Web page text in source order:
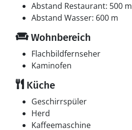
Abstand Restaurant: 500 m
Abstand Wasser: 600 m
Wohnbereich
Flachbildfernseher
Kaminofen
Küche
Geschirrspüler
Herd
Kaffeemaschine